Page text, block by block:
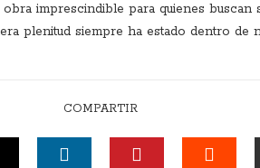
obra imprescindible para quienes buscan
plenitud siempre ha estado dentro de
COMPARTIR